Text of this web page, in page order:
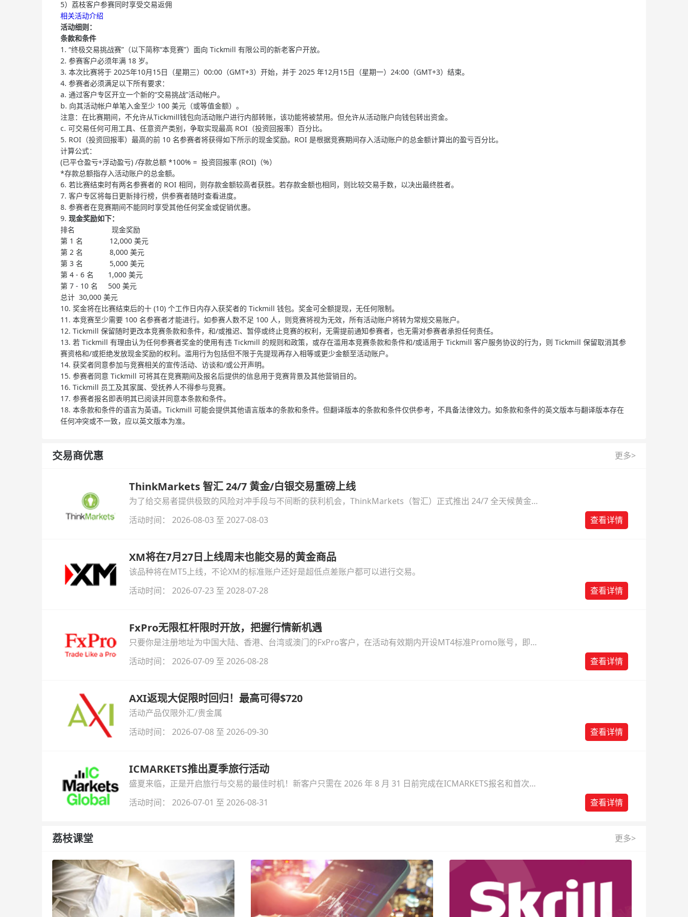
5）荔枝客户参赛同时享受交易返佣
相关活动介绍
活动细则：
条款和条件
1. “终极交易挑战赛”（以下简称“本竞赛”）面向 Tickmill 有限公司的新老客户开放。
2. 参赛客户必须年满 18 岁。
3. 本次比赛将于 2025年10月15日（星期三）00:00（GMT+3）开始，并于 2025 年12月15日（星期一）24:00（GMT+3）结束。
4. 参赛者必须满足以下所有要求：
a. 通过客户专区开立一个新的“交易挑战”活动帐户。
b. 向其活动帐户单笔入金至少 100 美元（或等值金额）。
注意：在比赛期间，不允许从Tickmill钱包向活动账户进行内部转账，该功能将被禁用。但允许从活动账户向钱包转出资金。
c. 可交易任何可用工具、任意资产类别，争取实现最高 ROI（投资回报率）百分比。
5. ROI（投资回报率）最高的前 10 名参赛者将获得如下所示的现金奖励。ROI 是根据竞赛期间存入活动账户的总金额计算出的盈亏百分比。
计算公式：
(已平仓盈亏+浮动盈亏) /存款总额 *100% = 投资回报率 (ROI)（%）
*存款总额指存入活动账户的总金额。
6. 若比赛结束时有两名参赛者的 ROI 相同，则存款金额较高者获胜。若存款金额也相同，则比较交易手数，以决出最终胜者。
7. 客户专区将每日更新排行榜，供参赛者随时查看进度。
8. 参赛者在竞赛期间不能同时享受其他任何奖金或促销优惠。
9. 现金奖励如下：
排名 现金奖励
第 1 名 12,000 美元
第 2 名 8,000 美元
第 3 名 5,000 美元
第 4 - 6 名 1,000 美元
第 7 - 10 名 500 美元
总计 30,000 美元
10. 奖金将在比赛结束后的十 (10) 个工作日内存入获奖者的 Tickmill 钱包。奖金可全额提现，无任何限制。
11. 本竞赛至少需要 100 名参赛者才能进行。如参赛人数不足 100 人，则竞赛将视为无效，所有活动账户将转为常规交易账户。
12. Tickmill 保留随时更改本竞赛条款和条件，和/或推迟、暂停或终止竞赛的权利，无需提前通知参赛者，也无需对参赛者承担任何责任。
13. 若 Tickmill 有理由认为任何参赛者奖金的使用有违 Tickmill 的规则和政策，或存在滥用本竞赛条款和条件和/或适用于 Tickmill 客户服务协议的行为，则 Tickmill 保留取消其参
赛资格和/或拒绝发放现金奖励的权利。滥用行为包括但不限于先提现再存入相等或更少金额至活动账户。
14. 获奖者同意参加与竞赛相关的宣传活动、访谈和/或公开声明。
15. 参赛者同意 Tickmill 可将其在竞赛期间及报名后提供的信息用于竞赛背景及其他营销目的。
16. Tickmill 员工及其家属、受抚养人不得参与竞赛。
17. 参赛者报名即表明其已阅读并同意本条款和条件。
18. 本条款和条件的语言为英语。Tickmill 可能会提供其他语言版本的条款和条件。但翻译版本的条款和条件仅供参考，不具备法律效力。如条款和条件的英文版本与翻译版本存在
任何冲突或不一致，应以英文版本为准。
交易商优惠 更多>
ThinkMarkets 智汇 24/7 黄金/白银交易重磅上线
为了给交易者提供极致的风险对冲手段与不间断的获利机会，ThinkMarkets（智汇）正式推出 24/7 全天候黄金
与白银交易！本文将为您详细拆解本次升级的核心交易品种、杠杆配置、支持软件及交易细则。
活动时间： 2026-08-03 至 2027-08-03 查看详情
XM将在7月27日上线周末也能交易的黄金商品
该品种将在MT5上线，不论XM的标准账户还好是超低点差账户都可以进行交易。
活动时间： 2026-07-23 至 2028-07-28
查看详情
FxPro无限杠杆限时开放，把握行情新机遇
只要你是注册地址为中国大陆、香港、台湾或澳门的FxPro客户，在活动有效期内开设MT4标准Promo账号，即可
自动解锁无限倍杠杆福利，无需额外复杂操作。
活动时间： 2026-07-09 至 2026-08-28 查看详情
AXI返现大促限时回归！最高可得$720
活动产品仅限外汇/贵金属
活动时间： 2026-07-08 至 2026-09-30
查看详情
ICMARKETS推出夏季旅行活动
盛夏来临，正是开启旅行与交易的最佳时机！新客户只需在 2026 年 8 月 31 日前完成在ICMARKETS报名和首次入
金即可参与！
活动时间： 2026-07-01 至 2026-08-31 查看详情
荔枝课堂 更多>